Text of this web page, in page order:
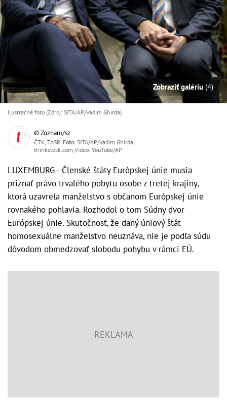
Zobraziť galériu (4)
Ilustračné foto (Zdroj: SITA/AP/Vadim Ghirda)
© Zoznam/sz
ČTK, TASR, Foto: SITA/AP/Vadim Ghirda,
thinkstock.com;Video: YouTube/AP
LUXEMBURG - Členské štáty Európskej únie musia
priznať právo trvalého pobytu osobe z tretej krajiny,
ktorá uzavrela manželstvo s občanom Európskej únie
rovnakého pohlavia. Rozhodol o tom Súdny dvor
Európskej únie. Skutočnosť, že daný úniový štát
homosexuálne manželstvo neuznáva, nie je podľa súdu
dôvodom obmedzovať slobodu pohybu v rámci EÚ.